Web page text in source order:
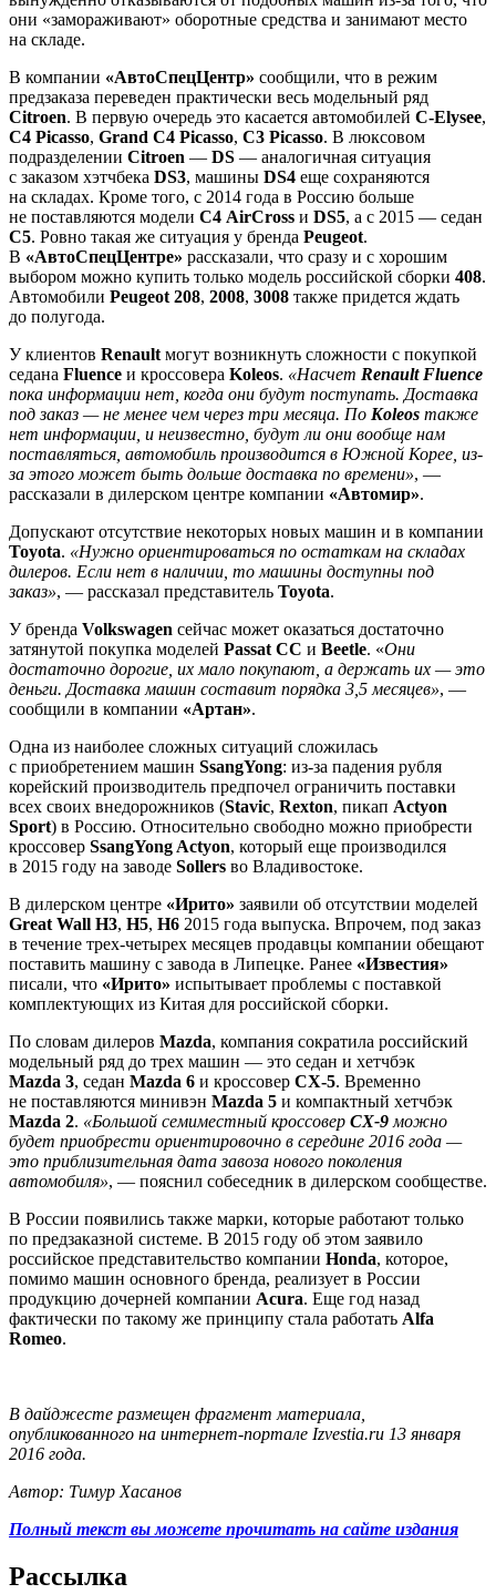
они «замораживают» оборотные средства и занимают место
на складе.
В компании «АвтоСпецЦентр» сообщили, что в режим
предзаказа переведен практически весь модельный ряд
Citroen. В первую очередь это касается автомобилей C-Elysee,
C4 Picasso, Grand C4 Picasso, C3 Picasso. В люксовом
подразделении Citroen — DS — аналогичная ситуация
с заказом хэтчбека DS3, машины DS4 еще сохраняются
на складах. Кроме того, с 2014 года в Россию больше
не поставляются модели С4 AirСross и DS5, а с 2015 — седан
С5. Ровно такая же ситуация у бренда Peugeot.
В «АвтоСпецЦентре» рассказали, что сразу и с хорошим
выбором можно купить только модель российской сборки 408.
Автомобили Peugeot 208, 2008, 3008 также придется ждать
до полугода.
У клиентов Renault могут возникнуть сложности с покупкой
седана Fluence и кроссовера Koleos. «Насчет Renault Fluence
пока информации нет, когда они будут поступать. Доставка
под заказ — не менее чем через три месяца. По Koleos также
нет информации, и неизвестно, будут ли они вообще нам
поставляться, автомобиль производится в Южной Корее, из-
за этого может быть дольше доставка по времени», —
рассказали в дилерском центре компании «Автомир».
Допускают отсутствие некоторых новых машин и в компании
Toyota. «Нужно ориентироваться по остаткам на складах
дилеров. Если нет в наличии, то машины доступны под
заказ», — рассказал представитель Toyota.
У бренда Volkswagen сейчас может оказаться достаточно
затянутой покупка моделей Passat CC и Beetle. «Они
достаточно дорогие, их мало покупают, а держать их — это
деньги. Доставка машин составит порядка 3,5 месяцев», —
сообщили в компании «Артан».
Одна из наиболее сложных ситуаций сложилась
с приобретением машин SsangYong: из-за падения рубля
корейский производитель предпочел ограничить поставки
всех своих внедорожников (Stavic, Rexton, пикап Actyon
Sport) в Россию. Относительно свободно можно приобрести
кроссовер SsangYong Actyon, который еще производился
в 2015 году на заводе Sollers во Владивостоке.
В дилерском центре «Ирито» заявили об отсутствии моделей
Great Wall H3, H5, H6 2015 года выпуска. Впрочем, под заказ
в течение трех-четырех месяцев продавцы компании обещают
поставить машину с завода в Липецке. Ранее «Известия»
писали, что «Ирито» испытывает проблемы с поставкой
комплектующих из Китая для российской сборки.
По словам дилеров Mazda, компания сократила российский
модельный ряд до трех машин — это седан и хетчбэк
Mazda 3, седан Mazda 6 и кроссовер CX-5. Временно
не поставляются минивэн Mazda 5 и компактный хетчбэк
Mazda 2. «Большой семиместный кроссовер CX-9 можно
будет приобрести ориентировочно в середине 2016 года —
это приблизительная дата завоза нового поколения
автомобиля», — пояснил собеседник в дилерском сообществе.
В России появились также марки, которые работают только
по предзаказной системе. В 2015 году об этом заявило
российское представительство компании Honda, которое,
помимо машин основного бренда, реализует в России
продукцию дочерней компании Acura. Еще год назад
фактически по такому же принципу стала работать Alfa
Romeo.
В дайджесте размещен фрагмент материала,
опубликованного на интернет-портале Izvestia.ru 13 января
2016 года.
Автор: Тимур Хасанов
Полный текст вы можете прочитать на сайте издания
Рассылка